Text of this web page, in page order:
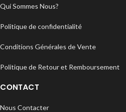
Qui Sommes Nous?
Politique de confidentialité
Conditions Générales de Vente
Politique de Retour et Remboursement
CONTACT
Nous Contacter